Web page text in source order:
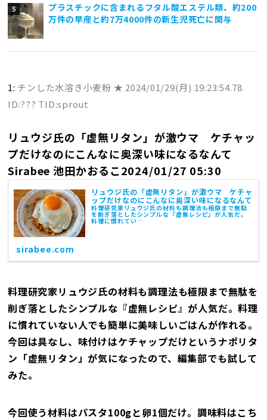
プラスチックに含まれるフタル酸エステル類、約200
万件の早産と約7万4000件の新生児死亡に関与
1: チンした水溶き小麦粉 ★ 2024/01/29(月) 19:23:54.78
ID:??? TID:sprout
リュウジ氏の「虚無リタン」が激ウマ ケチャッ
プだけなのにこんなに奥深い味になるなんて
Sirabee 池田かおるこ2024/01/27 05:30
リュウジ氏の「虚無リタン」が激ウマ ケチャ
ップだけなのにこんなに奥深い味になるなんて
料理研究家リュウジ氏の材料も調理法も極限まで無駄
を削ぎ落としたシンプルな『虚無レシピ』が人気だ。
料理に慣れてい…
sirabee.com
料理研究家リュウジ氏の材料も調理法も極限まで無駄を
削ぎ落としたシンプルな『虚無レシピ』が人気だ。料理
に慣れていない人でも簡単に美味しいごはんが作れる。
今回は具なし、味付けはケチャップだけというナポリタ
ン「虚無リタン」が気になったので、編集部でも試して
みた。
今回使う材料はパスタ100gと卵1個だけ。調味料はこち